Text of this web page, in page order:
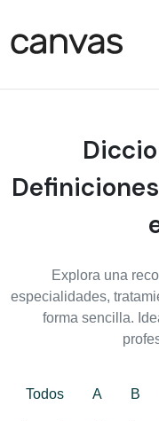
Explora una
especialidades,
forma sencilla.
Todos A B